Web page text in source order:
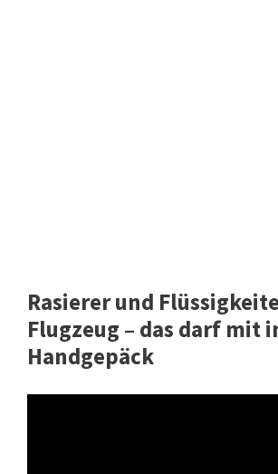
Rasierer und
Flugzeug – das darf mit
Handgepäck